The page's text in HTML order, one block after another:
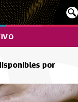
por